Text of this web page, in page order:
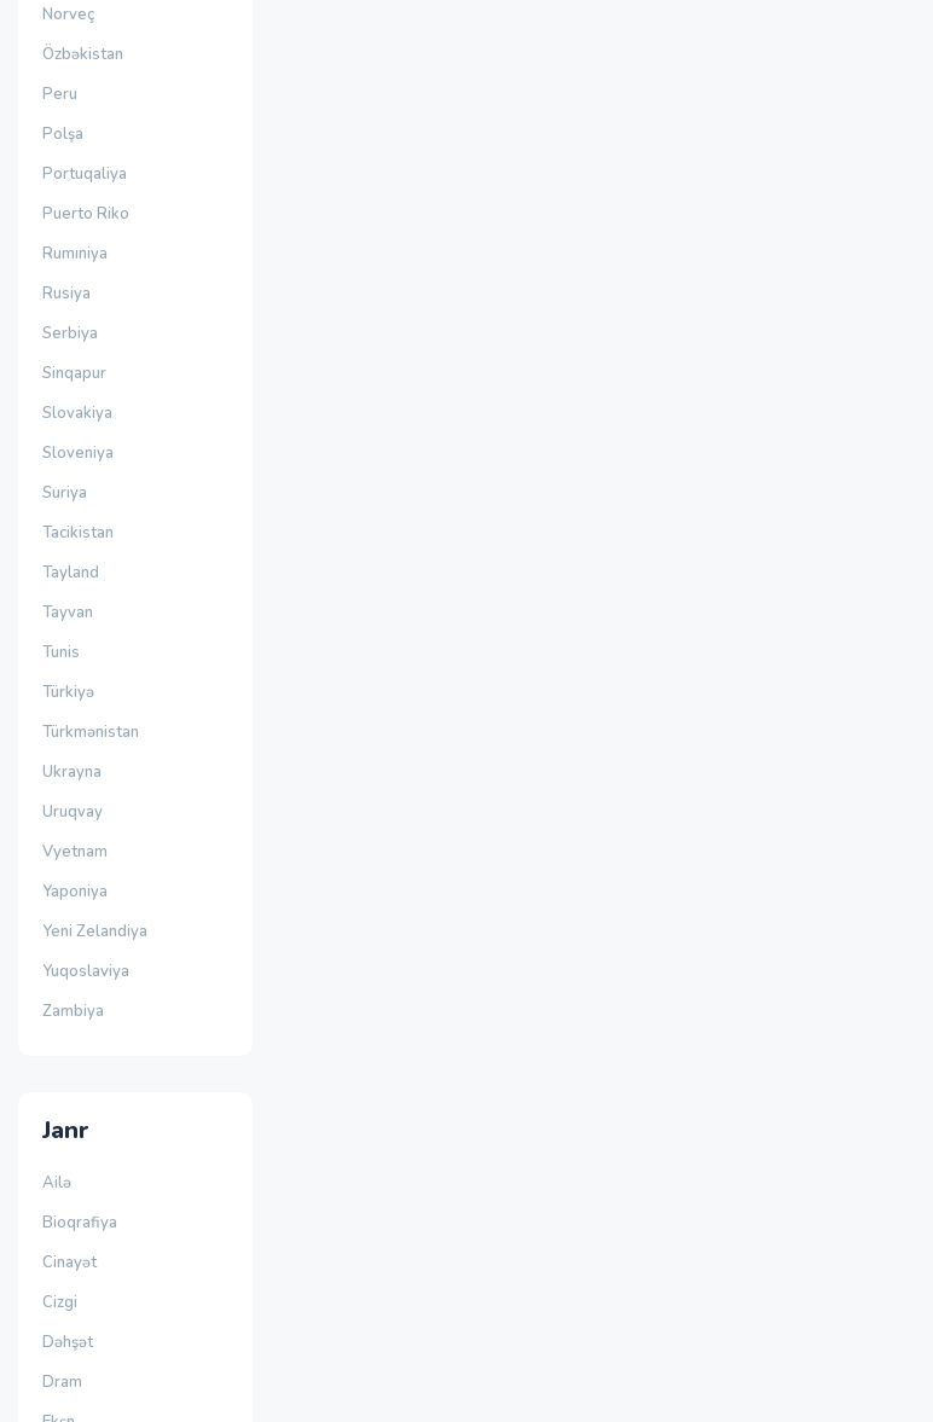
Norveç
Özbəkistan
Peru
Polşa
Portuqaliya
Puerto Riko
Rumıniya
Rusiya
Serbiya
Sinqapur
Slovakiya
Sloveniya
Suriya
Tacikistan
Tayland
Tayvan
Tunis
Türkiyə
Türkmənistan
Ukrayna
Uruqvay
Vyetnam
Yaponiya
Yeni Zelandiya
Yuqoslaviya
Zambiya
Janr
Ailə
Bioqrafiya
Cinayət
Cizgi
Dəhşət
Dram